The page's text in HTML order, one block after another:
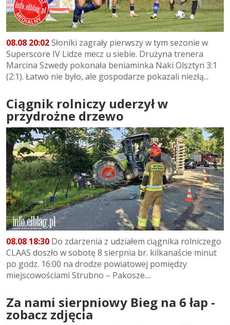
08.08 20:02Słoniki zagrały pierwszy w tym sezonie w
Superscore IV Lidze mecz u siebie. Drużyna trenera
Marcina Szwedy pokonała beniaminka Naki Olsztyn 3:1
(2:1). Łatwo nie było, ale gospodarze pokazali niezłą...
Ciągnik rolniczy uderzył w
przydrożne drzewo
08.08 18:30 Do zdarzenia z udziałem ciągnika rolniczego
CLAAS doszło w sobotę 8 sierpnia br. kilkanaście minut
po godz. 16:00 na drodze powiatowej pomiędzy
miejscowościami Strubno – Pakosze....
Za nami sierpniowy Bieg na 6 łap -
zobacz zdjęcia